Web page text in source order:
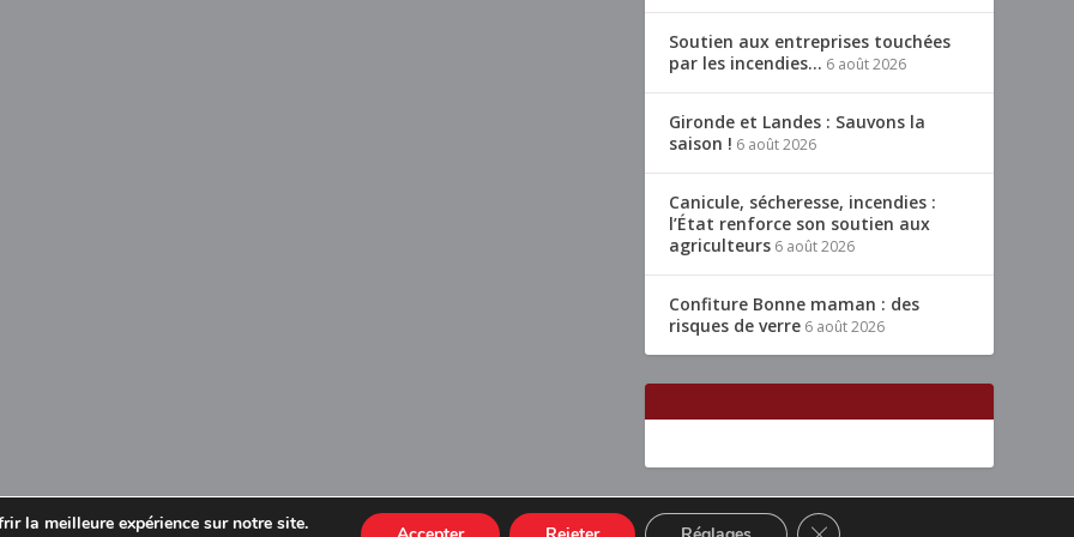
Soutien aux entreprises touchées
par les incendies… 6 août 2026
Gironde et Landes : Sauvons la
saison ! 6 août 2026
Canicule, sécheresse, incendies :
l’État renforce son soutien aux
agriculteurs 6 août 2026
Confiture Bonne maman : des
risques de verre 6 août 2026
la meilleure expérience sur notre site.
CLOSE GDPR COOKIE BANNER